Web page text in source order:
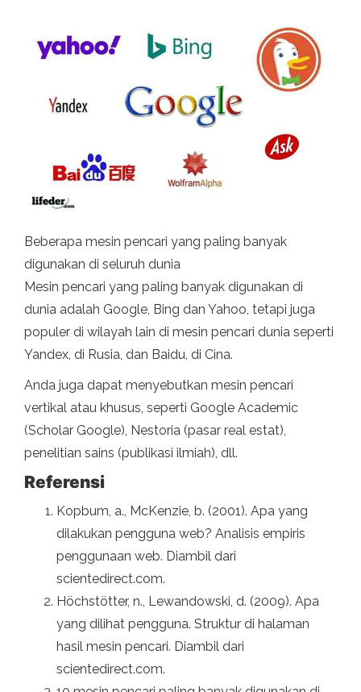
Beberapa mesin pencari yang paling banyak
digunakan di seluruh dunia
Mesin pencari yang paling banyak digunakan di
dunia adalah Google, Bing dan Yahoo, tetapi juga
populer di wilayah lain di mesin pencari dunia seperti
Yandex, di Rusia, dan Baidu, di Cina.
Anda juga dapat menyebutkan mesin pencari
vertikal atau khusus, seperti Google Academic
(Scholar Google), Nestoria (pasar real estat),
penelitian sains (publikasi ilmiah), dll.
Referensi
Kopbum, a., McKenzie, b. (2001). Apa yang
dilakukan pengguna web? Analisis empiris
penggunaan web. Diambil dari
scientedirect.com.
Höchstötter, n., Lewandowski, d. (2009). Apa
yang dilihat pengguna. Struktur di halaman
hasil mesin pencari. Diambil dari
scientedirect.com.